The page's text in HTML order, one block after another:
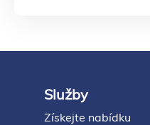
Footer
Služby
Získejte nabídku